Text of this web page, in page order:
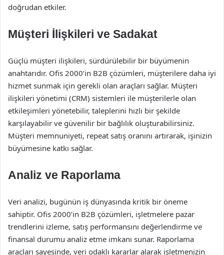
doğrudan etkiler.
Müşteri İlişkileri ve Sadakat
Güçlü müşteri ilişkileri, sürdürülebilir bir büyümenin
anahtarıdır. Ofis 2000’in B2B çözümleri, müşterilere daha iyi
hizmet sunmak için gerekli olan araçları sağlar. Müşteri
ilişkileri yönetimi (CRM) sistemleri ile müşterilerle olan
etkileşimleri yönetebilir, taleplerini hızlı bir şekilde
karşılayabilir ve güvenilir bir bağlılık oluşturabilirsiniz.
Müşteri memnuniyeti, repeat satış oranını artırarak, işinizin
büyümesine katkı sağlar.
Analiz ve Raporlama
Veri analizi, bugünün iş dünyasında kritik bir öneme
sahiptir. Ofis 2000’in B2B çözümleri, işletmelere pazar
trendlerini izleme, satış performansını değerlendirme ve
finansal durumu analiz etme imkanı sunar. Raporlama
araçları sayesinde, veri odaklı kararlar alarak işletmenizin